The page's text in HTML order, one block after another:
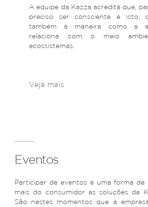
A equipe da Kazza acredita que,
preciso ser consciente e isto,
também à maneira como a
relaciona com o meio
ecossistemas.
Veja mais
Eventos
Participar de eventos é uma forma de
mais do consumidor as soluções da
São nestes momentos que a